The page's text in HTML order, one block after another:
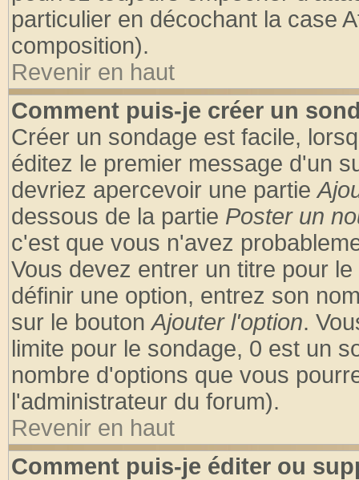
particulier en décochant la case
composition).
Revenir en haut
Comment puis-je créer un
Créer un sondage est facile,
éditez le premier message d'un
devriez apercevoir une partie
dessous de la partie Poster un
c'est que vous n'avez
Vous devez entrer un titre pour
définir une option, entrez son
sur le boutonAjouter l'option.
limite pour le sondage, 0 est un
nombre d'options que vous
l'administrateur du forum).
Revenir en haut
Comment puis-je éditer ou